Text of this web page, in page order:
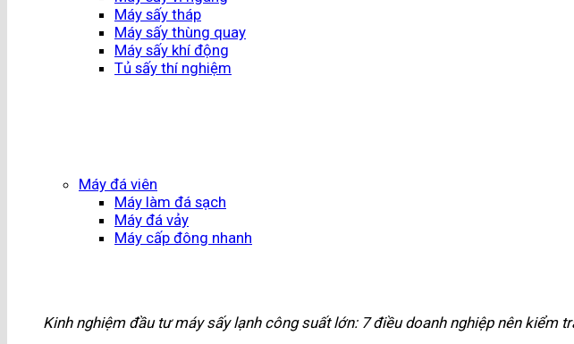
Máy sấy tháp
Máy sấy thùng quay
Máy sấy khí động
Tủ sấy thí nghiệm
Máy đá viên
Máy làm đá sạch
Máy đá vảy
Máy cấp đông nhanh
Kinh nghiệm đầu tư máy sấy lạnh công suất lớn: 7 điều doanh nghiệp nên kiểm